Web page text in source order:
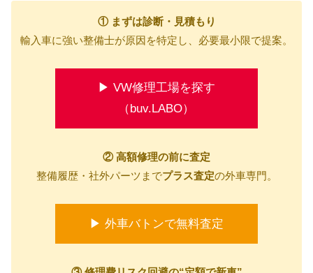
① まずは診断・見積もり
輸入車に強い整備士が原因を特定し、必要最小限で提案。
▶ VW修理工場を探す
（buv.LABO）
② 高額修理の前に査定
整備履歴・社外パーツまでプラス査定の外車専門。
▶ 外車バトンで無料査定